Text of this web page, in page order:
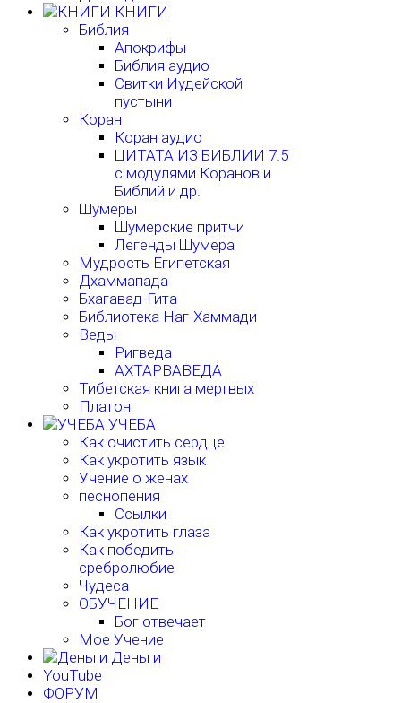
КНИГИ
Библия
Апокрифы
Библия аудио
Свитки Иудейской
пустыни
Коран
Коран аудио
ЦИТАТА ИЗ БИБЛИИ 7.5
с модулями Коранов и
Библий и др.
Шумеры
Шумерские притчи
Легенды Шумера
Мудрость Египетская
Дхаммапада
Бхагавад-Гита
Библиотека Наг-Хаммади
Веды
Ригведа
АХТАРВАВЕДА
Тибетская книга мертвых
Платон
УЧЕБА
Как очистить сердце
Как укротить язык
Учение о женах
песнопения
Ссылки
Как укротить глаза
Как победить
сребролюбие
Чудеса
ОБУЧЕНИЕ
Бог отвечает
Мое Учение
Деньги
YouTube
ФОРУМ